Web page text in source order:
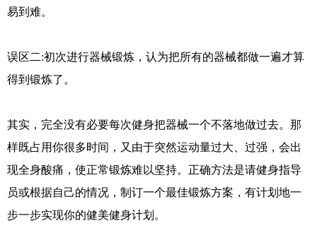
易到难。
误区二:初次进行器械锻炼，认为把所有的器械都做一遍才算
得到锻炼了。
其实，完全没有必要每次健身把器械一个不落地做过去。那
样既占用你很多时间，又由于突然运动量过大、过强，会出
现全身酸痛，使正常锻炼难以坚持。正确方法是请健身指导
员或根据自己的情况，制订一个最佳锻炼方案，有计划地一
步一步实现你的健美健身计划。